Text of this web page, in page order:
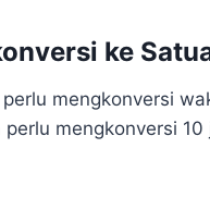
ke
mengkonversi
mengkonversi